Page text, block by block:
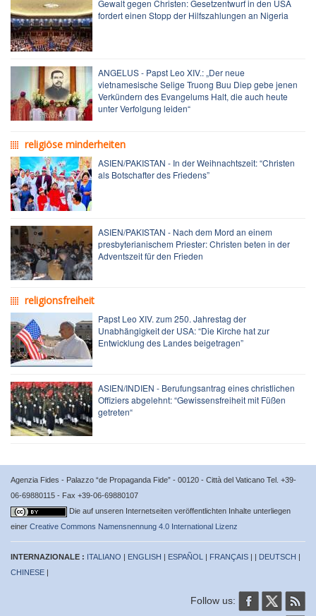
Gewalt gegen Christen: Gesetzentwurf in den USA
fordert einen Stopp der Hilfszahlungen an Nigeria
ANGELUS - Papst Leo XIV.: „Der neue
vietnamesische Selige Truong Buu Diep gebe jenen
Verkündern des Evangelums Halt, die auch heute
unter Verfolgung leiden“
religiöse minderheiten
ASIEN/PAKISTAN - In der Weihnachtszeit: “Christen
als Botschafter des Friedens”
ASIEN/PAKISTAN - Nach dem Mord an einem
presbyterianischem Priester: Christen beten in der
Adventszeit für den Frieden
religionsfreiheit
Papst Leo XIV. zum 250. Jahrestag der
Unabhängigkeit der USA: “Die Kirche hat zur
Entwicklung des Landes beigetragen”
ASIEN/INDIEN - Berufungsantrag eines christlichen
Offiziers abgelehnt: “Gewissensfreiheit mit Füßen
getreten“
Agenzia Fides - Palazzo “de Propaganda Fide” - 00120 - Città del Vaticano Tel. +39-
06-69880115 - Fax +39-06-69880107
Die auf unseren Internetseiten veröffentlichten Inhalte unterliegen
einer Creative Commons Namensnennung 4.0 International Lizenz
INTERNAZIONALE : ITALIANO | ENGLISH | ESPAÑOL | FRANÇAIS | | DEUTSCH |
CHINESE |
Follow us: